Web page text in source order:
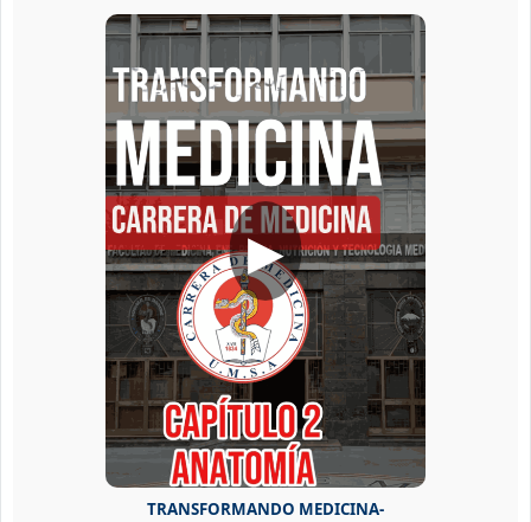
TRANSFORMANDO MEDICINA-